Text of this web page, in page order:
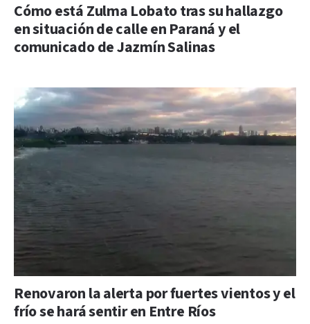
Cómo está Zulma Lobato tras su hallazgo
en situación de calle en Paraná y el
comunicado de Jazmín Salinas
Renovaron la alerta por fuertes vientos y el
frío se hará sentir en Entre Ríos